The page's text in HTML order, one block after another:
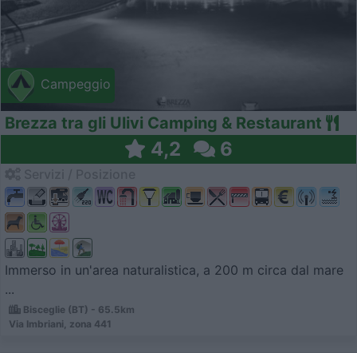
Campeggio
Brezza tra gli Ulivi Camping & Restaurant
4,2 6
Immerso in un'area naturalistica, a 200 m circa dal mare
...
Bisceglie (BT) - 65.5km
Via Imbriani, zona 441